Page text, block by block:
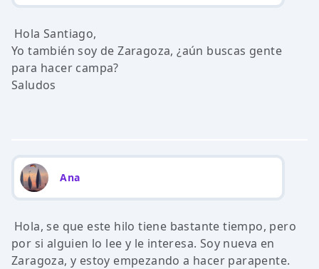
Hola Santiago,
Yo también soy de Zaragoza, ¿aún buscas gente
para hacer campa?
Saludos
Ana
Hola, se que este hilo tiene bastante tiempo, pero
por si alguien lo lee y le interesa. Soy nueva en
Zaragoza, y estoy empezando a hacer parapente.